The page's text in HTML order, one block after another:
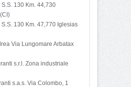
130 Km. 44,730
130 Km. 47,770 Iglesias
Via Lungomare Arbatax
s.r.l. Zona industriale
s.a.s. Via Colombo, 1